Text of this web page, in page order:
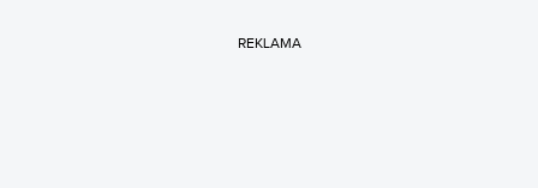
REKLAMA